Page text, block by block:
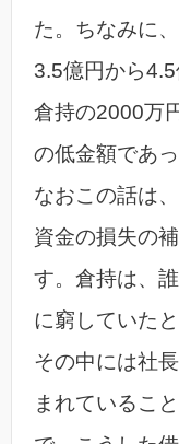
た。ちなみに
3.5億円から
倉持の2000万
の低金額であ
なおこの話は
資金の損失の
す。倉持は、
に窮していた
その中には社
まれているこ